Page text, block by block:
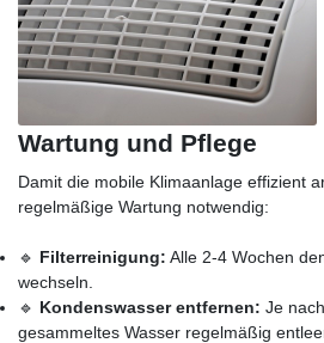
Wartung und Pflege
Damit die mobile Klimaanlage effizient
regelmäßige Wartung notwendig:
🔹 Filterreinigung: Alle 2-4 Wochen
wechseln.
🔹 Kondenswasser entfernen: Je
gesammeltes Wasser regelmäßig